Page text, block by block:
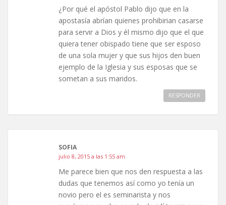
¿Por qué el apóstol Pablo dijo que en la
apostasía abrían quienes prohibirian casarse
para servir a Dios y él mismo dijo que el que
quiera tener obispado tiene que ser esposo
de una sola mujer y que sus hijos den buen
ejemplo de la Iglesia y sus esposas que se
sometan a sus maridos.
RESPONDER
SOFIA
julio 8, 2015 a las 1:55 am
Me parece bien que nos den respuesta a las
dudas que tenemos así como yo tenía un
novio pero el es seminarista y nos